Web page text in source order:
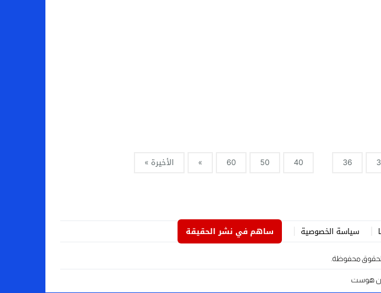
36
40
50
60
» الأخيرة »
سياسة الخصوصية ساهم في نشر الحقيقة
هوست